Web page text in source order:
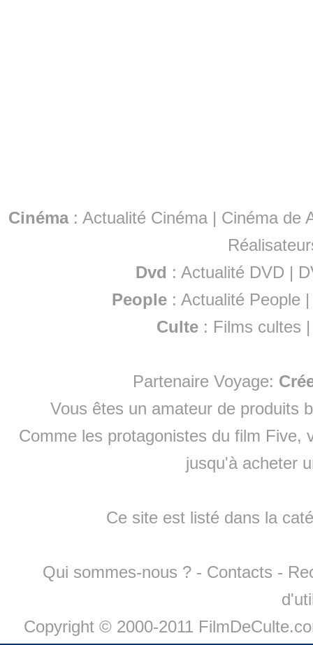
Cinéma: Actualité Cinéma | Cinéma de
Dvd : Actualité DVD |
People :Actualité People
Culte : Films cultes
Partenaire Voyage:
Vous êtes un amateur de produits
Comme les protagonistes du film Five,
jusqu'à acheter
Ce site est listé dans la
Qui sommes-nous ? - Contacts -
Copyright © 2000-2011